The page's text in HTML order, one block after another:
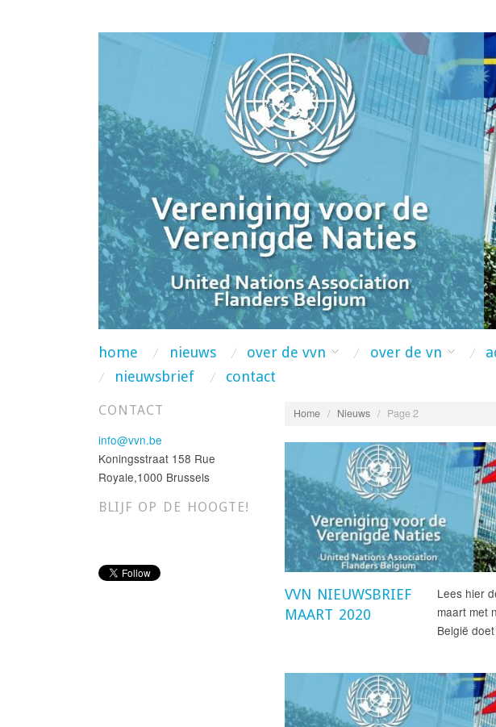
home nieuws over de vvn over de vn
nieuwsbrief
contact
CONTACT
info@vvn.be
Koningsstraat 158 Rue
Royale,1000 Brussels
BLIJF OP DE HOOGTE!
Home / Nieuws / Page 2
VVN NIEUWSBRIEF
MAART 2020
Lees hier
maart met
België